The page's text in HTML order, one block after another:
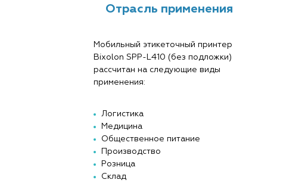
Отрасль применения
Мобильный этикеточный принтер
Bixolon SPP-L410 (без подложки)
рассчитан на следующие виды
применения:
Логистика
Медицина
Общественное питание
Производство
Розница
Склад